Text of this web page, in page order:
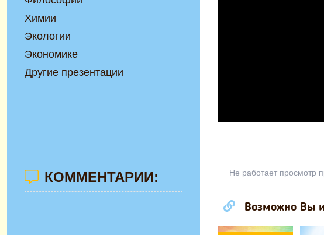
Не работает просмотр
Возможно Вы
Химии
Экологии
Экономике
Другие презентации
КОММЕНТАРИИ: